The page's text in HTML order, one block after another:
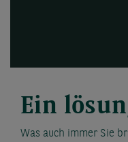
Ein
Was auch immer Sie